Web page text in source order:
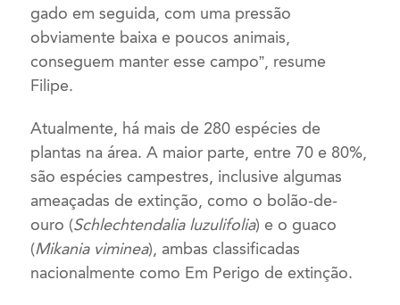
gado em seguida, com uma pressão
obviamente baixa e poucos animais,
conseguem manter esse campo”, resume
Filipe.
Atualmente, há mais de 280 espécies de
plantas na área. A maior parte, entre 70 e 80%,
são espécies campestres, inclusive algumas
ameaçadas de extinção, como o bolão-de-
ouro (Schlechtendalia luzulifolia) e o guaco
(Mikania viminea), ambas classificadas
nacionalmente como Em Perigo de extinção.